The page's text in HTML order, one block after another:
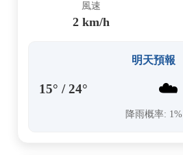
風速
2 km/h
明天預報
15° / 24° ☁️
降雨概率: 1%